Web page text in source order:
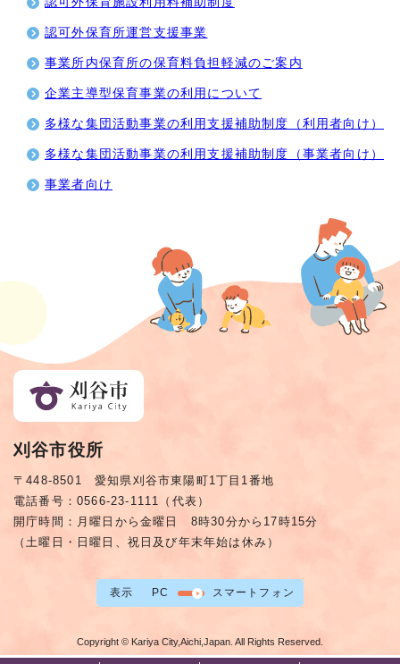
認可外保育所運営支援事業
事業所内保育所の保育料負担軽減のご案内
企業主導型保育事業の利用について
多様な集団活動事業の利用支援補助制度（利用者向け）
多様な集団活動事業の利用支援補助制度（事業者向け）
事業者向け
刈谷市役所
〒448-8501 愛知県刈谷市東陽町1丁目1番地
電話番号：0566-23-1111（代表）
開庁時間：月曜日から金曜日 8時30分から17時15分
（土曜日・日曜日、祝日及び年末年始は休み）
表示 PC スマートフォン
Copyright © Kariya City,Aichi,Japan. All Rights Reserved.